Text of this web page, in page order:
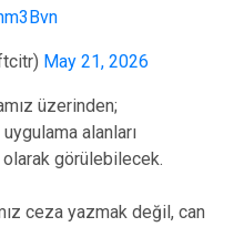
May 21, 2026
üzerinden;
alanları
olarak görülebilecek.
ceza yazmak değil, can